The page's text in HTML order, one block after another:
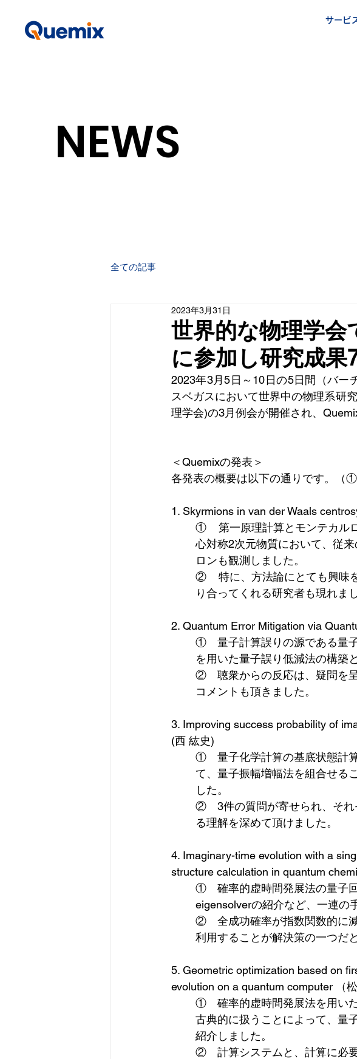
サービ
全ての記事
世界的な物理学会
に参加し研究成
2023年3月31日
2023年3月5日～10日の5日間（バー
スベガスにおいて世界中の物理系研
理学会)の3月例会が開催され、
＜Quemixの発表＞
各発表の概要は以下の通りです。（
1. Skyrmions in van der Waals
①    第一原理計算とモンテカル
心対称2次元物質において、従
ロンも観測しました。
②    特に、方法論にとても興味
り合ってくれる研究者も現れまし
2. Quantum Error Mitigation via
①　量子計算誤りの源である量
を用いた量子誤り低減法の構築
②　聴衆からの反応は、疑問を
コメントも頂きました。
3. Improving success probability of
(西 紘史)
①　量子化学計算の基底状態計
て、量子振幅増幅法を組合せる
した。
②　3件の質問が寄せられ、そ
る理解を深めて頂けました。
4. Imaginary-time evolution with a
structure calculation in quantum
①　確率的虚時間発展法の量子
eigensolverの紹介など、一連の
②　全成功確率が指数関数的に
利用することが解決策の一つだ
5. Geometric optimization based on
evolution on a quantum computer （松
①　確率的虚時間発展法を用い
古典的に扱うことによって、量
紹介しました。
②　計算システムと、計算に必
NEWS